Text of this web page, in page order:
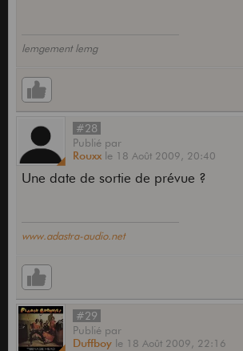
lemgement lemg
#28
Publié par
Rouxx le 18 Août 2009, 20:40
Une date de sortie de prévue ?
www.adastra-audio.net
#29
Publié par
Duffboy le 18 Août 2009, 22:16